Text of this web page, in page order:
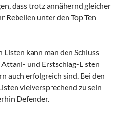
dass trotz annähernd gleicher
Rebellen unter den Top Ten
kann man den Schluss
Attani- und Erstschlag-Listen
auch erfolgreich sind. Bei den
vielversprechend zu sein
Defender.